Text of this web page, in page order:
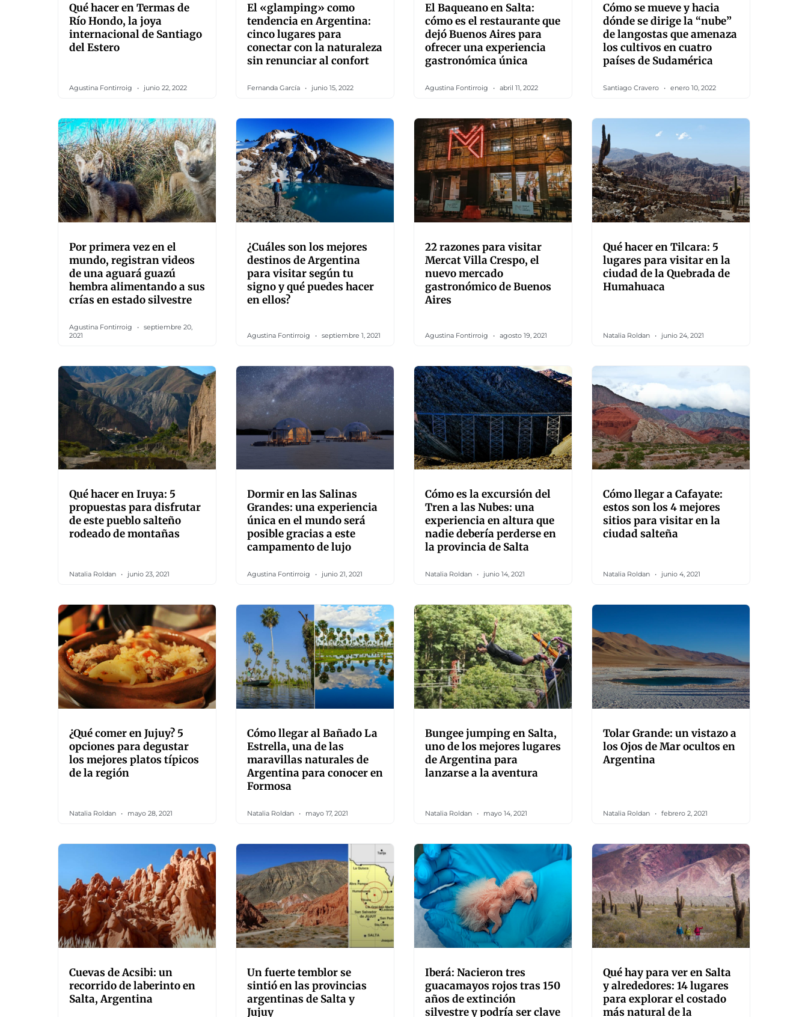
Qué hacer en Termas de
Río Hondo, la joya
internacional de Santiago
del Estero
Agustina Fontirroig junio 22, 2022
El «glamping» como
tendencia en Argentina:
cinco lugares para
conectar con la naturaleza
sin renunciar al confort
Fernanda García junio 15, 2022
El Baqueano en Salta:
cómo es el restaurante que
dejó Buenos Aires para
ofrecer una experiencia
gastronómica única
Agustina Fontirroig abril 11, 2022
Cómo se mueve y hacia
dónde se dirige la “nube”
de langostas que amenaza
los cultivos en cuatro
países de Sudamérica
Santiago Cravero enero 10, 2022
Por primera vez en el
mundo, registran videos
de una aguará guazú
hembra alimentando a sus
crías en estado silvestre
Agustina Fontirroig
septiembre 20,
2021
¿Cuáles son los mejores
destinos de Argentina
para visitar según tu
signo y qué puedes hacer
en ellos?
Agustina Fontirroig septiembre 1, 2021
22 razones para visitar
Mercat Villa Crespo, el
nuevo mercado
gastronómico de Buenos
Aires
Agustina Fontirroig agosto 19, 2021
Qué hacer en Tilcara: 5
lugares para visitar en la
ciudad de la Quebrada de
Humahuaca
Natalia Roldan junio 24, 2021
Qué hacer en Iruya: 5
propuestas para disfrutar
de este pueblo salteño
rodeado de montañas
Natalia Roldan junio 23, 2021
Dormir en las Salinas
Grandes: una experiencia
única en el mundo será
posible gracias a este
campamento de lujo
Agustina Fontirroig junio 21, 2021
Cómo es la excursión del
Tren a las Nubes: una
experiencia en altura que
nadie debería perderse en
la provincia de Salta
Natalia Roldan junio 14, 2021
Cómo llegar a Cafayate:
estos son los 4 mejores
sitios para visitar en la
ciudad salteña
Natalia Roldan junio 4, 2021
¿Qué comer en Jujuy? 5
opciones para degustar
los mejores platos típicos
de la región
Natalia Roldan mayo 28, 2021
Cómo llegar al Bañado La
Estrella, una de las
maravillas naturales de
Argentina para conocer en
Formosa
Natalia Roldan mayo 17, 2021
Bungee jumping en Salta,
uno de los mejores lugares
de Argentina para
lanzarse a la aventura
Natalia Roldan mayo 14, 2021
Tolar Grande: un vistazo a
los Ojos de Mar ocultos en
Argentina
Natalia Roldan febrero 2, 2021
Cuevas de Acsibi: un
recorrido de laberinto en
Salta, Argentina
Un fuerte temblor se
sintió en las provincias
argentinas de Salta y
Jujuy
Iberá: Nacieron tres
guacamayos rojos tras 150
años de extinción
silvestre y podría ser clave
Qué hay para ver en Salta
y alrededores: 14 lugares
para explorar el costado
más natural de la